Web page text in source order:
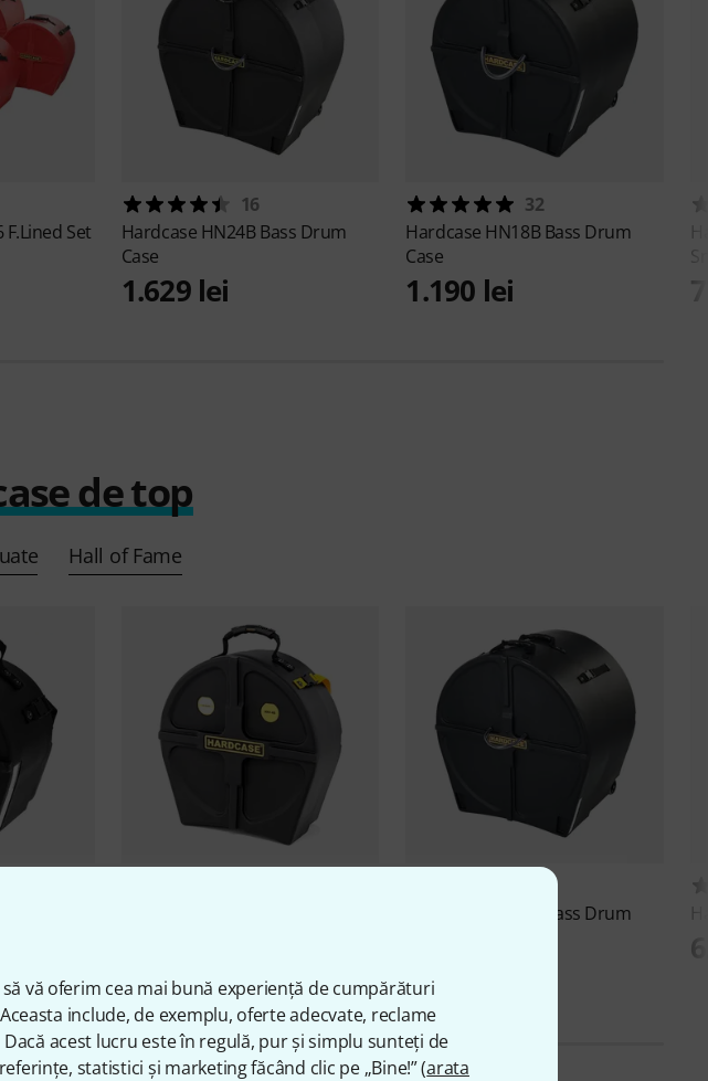
vă oferim cea mai bună experiență de cumpărături
include, de exemplu, oferte adecvate, reclame
acest lucru este în regulă, pur și simplu sunteți de
statistici și marketing făcând clic pe „Bine!” (arata
F.Lined Set
16
Hardcase HN24B Bass Drum
Case
1.629 lei
32
Hardcase HN18B Bass Drum
Case
1.190 lei
de top
Hall of Fame
HN22B Bass Drum
1.469 lei